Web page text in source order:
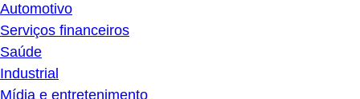
Automotivo
Serviços financeiros
Saúde
Industrial
Mídia e entretenimento